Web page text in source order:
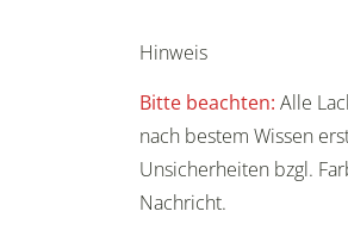
Hinweis
Bitte beachten: Alle
nach bestem Wissen
Unsicherheiten bzgl.
Nachricht.